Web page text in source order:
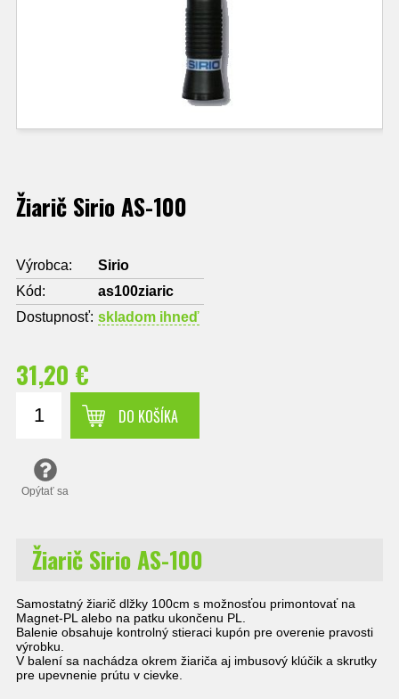
Žiarič Sirio AS-100
Výrobca:
Sirio
Kód:
as100ziaric
Dostupnosť: skladom ihneď
31,20 €
DO KOŠÍKA
Opýtať sa
Žiarič Sirio AS-100
Samostatný žiarič dlžky 100cm s možnosťou primontovať na
Magnet-PL alebo na patku ukončenu PL.
Balenie obsahuje kontrolný stieraci kupón pre overenie pravosti
výrobku.
V balení sa nachádza okrem žiariča aj imbusový klúčik a skrutky
pre upevnenie prútu v cievke.